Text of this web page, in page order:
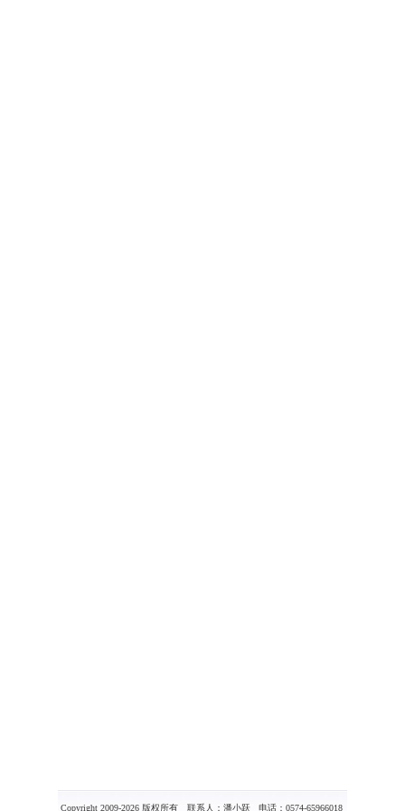
Copyright 2009-2026 版权所有 联系人：潘小跃 电话：0574-65966018